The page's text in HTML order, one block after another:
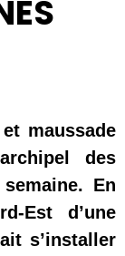
et maussade
des
En
Est d’une
s’installer